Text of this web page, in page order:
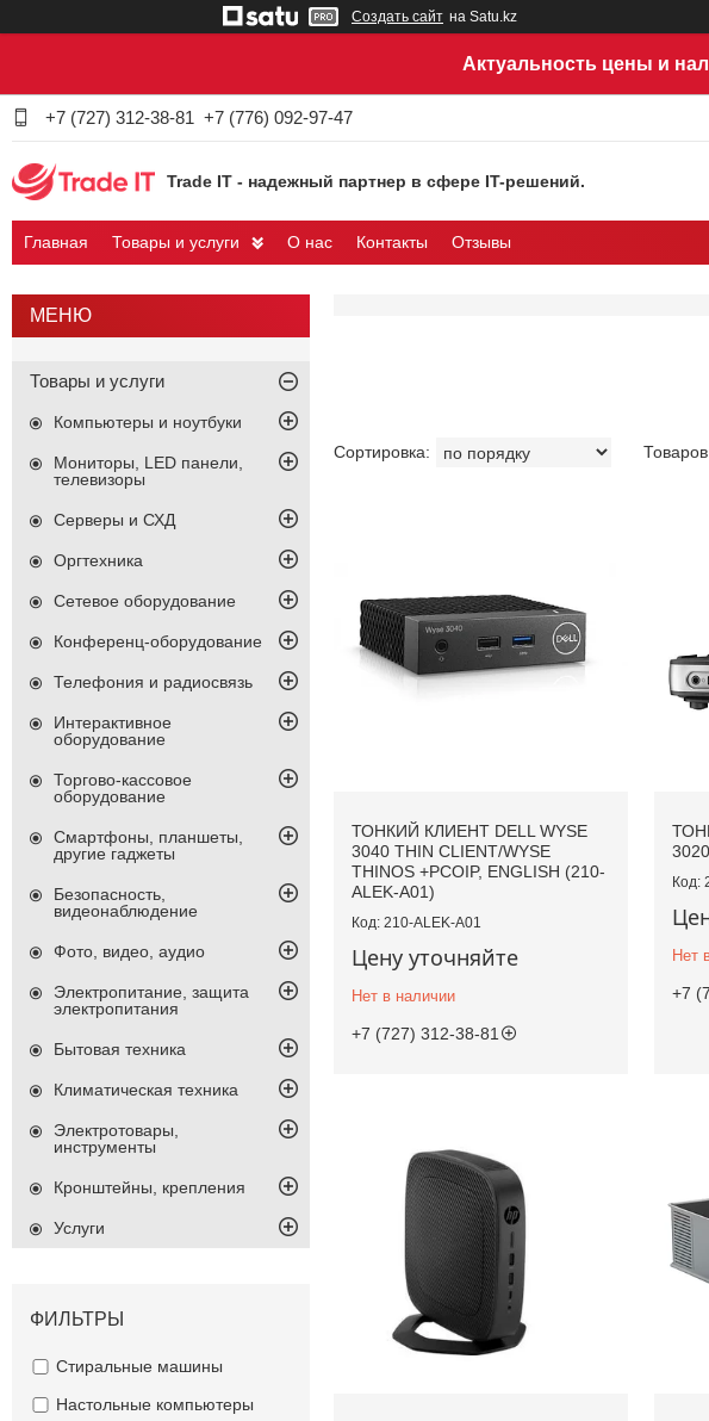
Создать сайт на Satu.kz
Актуальность цены и
+7 (727) 312-38-81 +7 (776) 092-97-47
Trade IT - надежный партнер в сфере IT-решений.
Главная Товары и услуги О нас Контакты Отзывы
ТОНКИЙ КЛИЕНТ DELL WYSE
3040 THIN CLIENT/WYSE
THINOS +PCOIP, ENGLISH (210-
ALEK-A01)
210-ALEK-A01
Цену уточняйте
Нет в наличии
+7 (727) 312-38-81
Нет
+7
Товары и услуги
Компьютеры и ноутбуки
Мониторы, LED панели,
телевизоры
Серверы и СХД
Оргтехника
Сетевое оборудование
Конференц-оборудование
Телефония и радиосвязь
Интерактивное
оборудование
Торгово-кассовое
оборудование
Смартфоны, планшеты,
другие гаджеты
Безопасность,
видеонаблюдение
Фото, видео, аудио
Электропитание, защита
электропитания
Бытовая техника
Климатическая техника
Электротовары,
инструменты
Кронштейны, крепления
Услуги
ФИЛЬТРЫ
Стиральные машины
Настольные компьютеры